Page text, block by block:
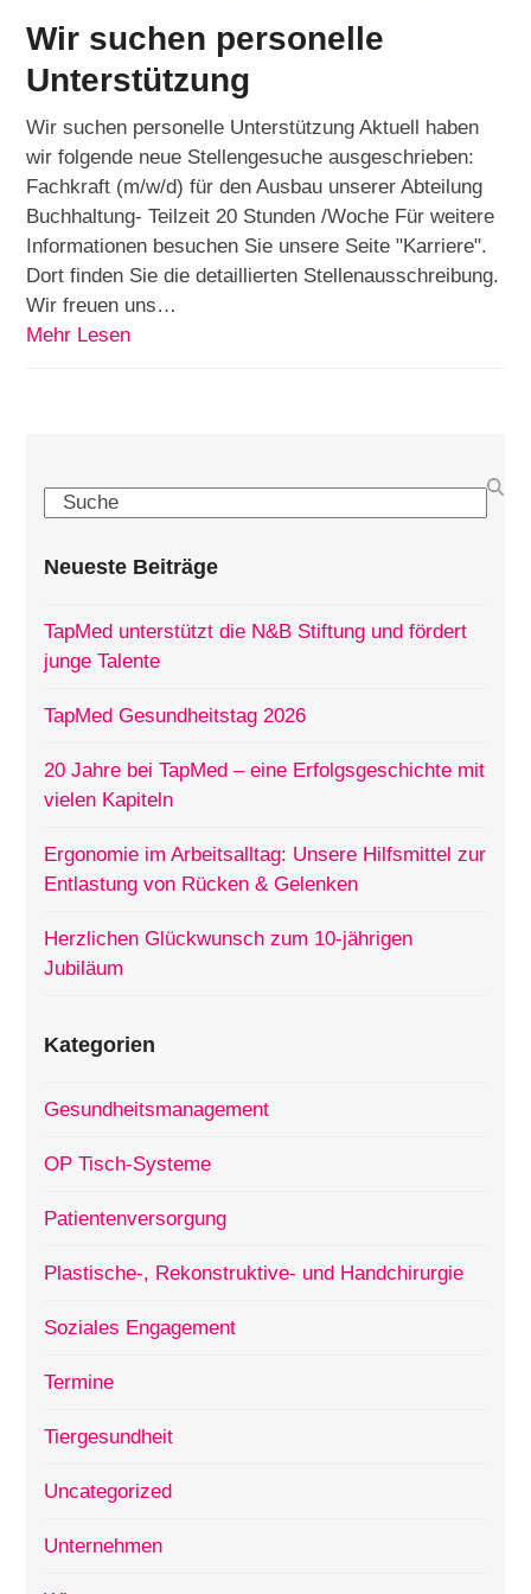
Wir suchen personelle
Unterstützung
Wir suchen personelle Unterstützung Aktuell haben
wir folgende neue Stellengesuche ausgeschrieben:
Fachkraft (m/w/d) für den Ausbau unserer Abteilung
Buchhaltung- Teilzeit 20 Stunden /Woche Für weitere
Informationen besuchen Sie unsere Seite "Karriere".
Dort finden Sie die detaillierten Stellenausschreibung.
Wir freuen uns…
Mehr Lesen
Search
Neueste Beiträge
TapMed unterstützt die N&B Stiftung und fördert
junge Talente
TapMed Gesundheitstag 2026
20 Jahre bei TapMed – eine Erfolgsgeschichte mit
vielen Kapiteln
Ergonomie im Arbeitsalltag: Unsere Hilfsmittel zur
Entlastung von Rücken & Gelenken
Herzlichen Glückwunsch zum 10-jährigen
Jubiläum
Kategorien
Gesundheitsmanagement
OP Tisch-Systeme
Patientenversorgung
Plastische-, Rekonstruktive- und Handchirurgie
Soziales Engagement
Termine
Tiergesundheit
Uncategorized
Unternehmen